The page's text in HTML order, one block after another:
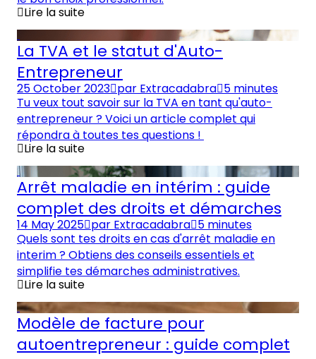
Lire la suite
La TVA et le statut d'Auto-
Entrepreneur
25 October 2023 par Extracadabra 5 minutes
Tu veux tout savoir sur la TVA en tant qu'auto-
entrepreneur ? Voici un article complet qui
répondra à toutes tes questions !
Lire la suite
Arrêt maladie en intérim : guide
complet des droits et démarches
14 May 2025 par Extracadabra 5 minutes
Quels sont tes droits en cas d'arrêt maladie en
interim ? Obtiens des conseils essentiels et
simplifie tes démarches administratives.
Lire la suite
Modèle de facture pour
autoentrepreneur : guide complet